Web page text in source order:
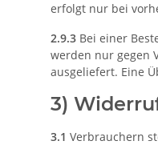
erfolgt nur bei
2.9.3 Bei einer
werden nur gegen
ausgeliefert. Eine
3)
3.1 Verbrauchern